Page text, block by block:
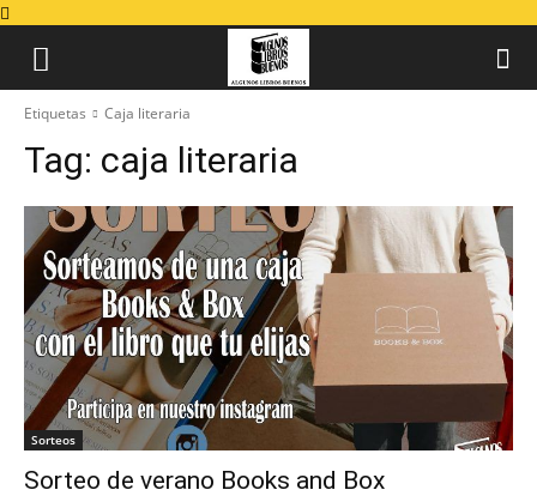
Etiquetas Caja literaria
Tag: caja literaria
Sorteos
Sorteo de verano Books and Box